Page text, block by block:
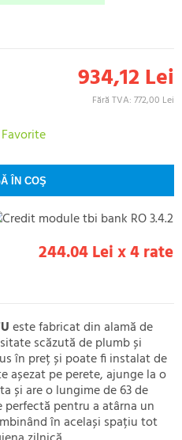
934,12 Lei
Fără TVA: 772,00 Lei
244.04 Lei x 4 rate
este fabricat din alamă de
scăzută de plumb și
în preț și poate fi instalat de
așezat pe perete, ajunge la o
și are o lungime de 63 de
pentru a atârna un
în același spațiu tot